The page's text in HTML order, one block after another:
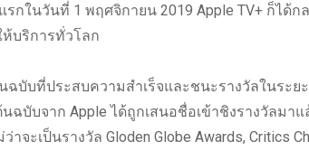
กในวันที่ 1 พฤศจิกายน 2019 Apple TV+ ก็ได้ก
บริการทั่วโลก
บับที่ประสบความสำเร็จและชนะรางวัลในระยะ
ฉบับจาก Apple ได้ถูกเสนอชื่อเข้าชิงรางวัลมา
จะเป็นรางวัล Gloden Globe Awards, Critics